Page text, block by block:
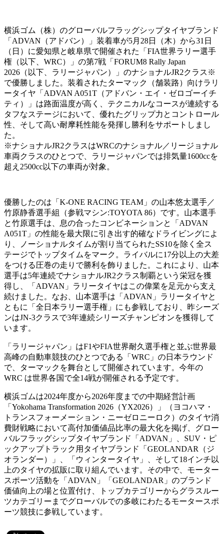
横浜ゴム（株）のグローバルフラッグシップタイヤブランド
「ADVAN（アドバン）」装着車が5月28日（木）から31日
（日）に愛知県と岐阜県で開催された「FIA世界ラリー選手
権（以下、WRC）」の第7戦「FORUM8 Rally Japan
2026（以下、ラリージャパン）」のナショナルJR2クラス※
で優勝しました。装着されたターマック（舗装路）向けラリ
ータイヤ「ADVAN A051T（アドバン・エイ・ゼロゴーイチ
ティ）」は路面温度が高く、テクニカルなコースが連続する
タフなステージにおいて、優れたグリップ力とコントロール
性、そして高い耐摩耗性能を発揮し勝利をサポートしまし
た。
※ナショナルJR2クラスはWRCのナショナル／リージョナル
車両クラスのひとつで、ラリージャパンでは排気量1600ccを
超え2500cc以下の車両が対象。
優勝したのは「K-ONE RACING TEAM」の山本悠太選手／
竹原静香選手組（参戦マシン:TOYOTA 86）です。山本選手
と竹原選手は、息の合ったコンビネーションと「ADVAN
A051T」の性能を最大限に引き出す的確なドライビングによ
り、ノーショナルタイムが割り当てられたSS10を除く全ス
テージでトップタイムをマーク。ライバルに17分以上の大差
をつける圧巻の走りで勝利を飾りました。これにより、山本
選手は5年連続でナショナルJR2クラス制覇という栄冠を獲
得し、「ADVAN」ラリータイヤはこの偉業を足元から支え
続けました。なお、山本選手は「ADVAN」ラリータイヤと
ともに「全日本ラリー選手権」にも参戦しており、昨シーズ
ンはJN-3クラスで3年連続シリーズチャンピオンを獲得して
います。
「ラリージャパン」はF1やFIA世界耐久選手権と並ぶ世界最
高峰の自動車競技のひとつである「WRC」の日本ラウンド
で、ターマックを舞台として開催されています。今年の
WRC は世界各国で全14戦が開催される予定です。
横浜ゴムは2024年度から2026年度までの中期経営計画
「Yokohama Transformation 2026（YX2026）」（ヨコハマ・
トランスフォーメーション・ニーゼロニーロク）のタイヤ消
費財戦略において高付加価値品比率の最大化を掲げ、グロー
バルフラッグシップタイヤブランド「ADVAN」、SUV・ピ
ックアップトラック用タイヤブランド「GEOLANDAR（ジ
オランダー）」、「ウィンタータイヤ」、そして18インチ以
上のタイヤの拡販に取り組んでいます。その中で、モーター
スポーツ活動を「ADVAN」「GEOLANDAR」のブランド
価値向上の場と位置付け、トップカテゴリーからグラスルー
ツカテゴリーまでグローバルでの多岐にわたるモータースポ
ーツ競技に参戦しています。